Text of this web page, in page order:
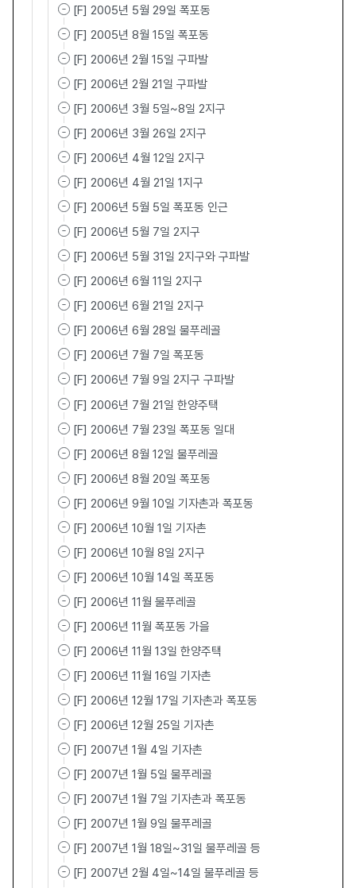
[F] 2005년 5월 29일 폭포동
[F] 2005년 8월 15일 폭포동
[F] 2006년 2월 15일 구파발
[F] 2006년 2월 21일 구파발
[F] 2006년 3월 5일~8일 2지구
[F] 2006년 3월 26일 2지구
[F] 2006년 4월 12일 2지구
[F] 2006년 4월 21일 1지구
[F] 2006년 5월 5일 폭포동 인근
[F] 2006년 5월 7일 2지구
[F] 2006년 5월 31일 2지구와 구파발
[F] 2006년 6월 11일 2지구
[F] 2006년 6월 21일 2지구
[F] 2006년 6월 28일 물푸레골
[F] 2006년 7월 7일 폭포동
[F] 2006년 7월 9일 2지구 구파발
[F] 2006년 7월 21일 한양주택
[F] 2006년 7월 23일 폭포동 일대
[F] 2006년 8월 12일 물푸레골
[F] 2006년 8월 20일 폭포동
[F] 2006년 9월 10일 기자촌과 폭포동
[F] 2006년 10월 1일 기자촌
[F] 2006년 10월 8일 2지구
[F] 2006년 10월 14일 폭포동
[F] 2006년 11월 물푸레골
[F] 2006년 11월 폭포동 가을
[F] 2006년 11월 13일 한양주택
[F] 2006년 11월 16일 기자촌
[F] 2006년 12월 17일 기자촌과 폭포동
[F] 2006년 12월 25일 기자촌
[F] 2007년 1월 4일 기자촌
[F] 2007년 1월 5일 물푸레골
[F] 2007년 1월 7일 기자촌과 폭포동
[F] 2007년 1월 9일 물푸레골
[F] 2007년 1월 18일~31일 물푸레골 등
[F] 2007년 2월 4일~14일 물푸레골 등